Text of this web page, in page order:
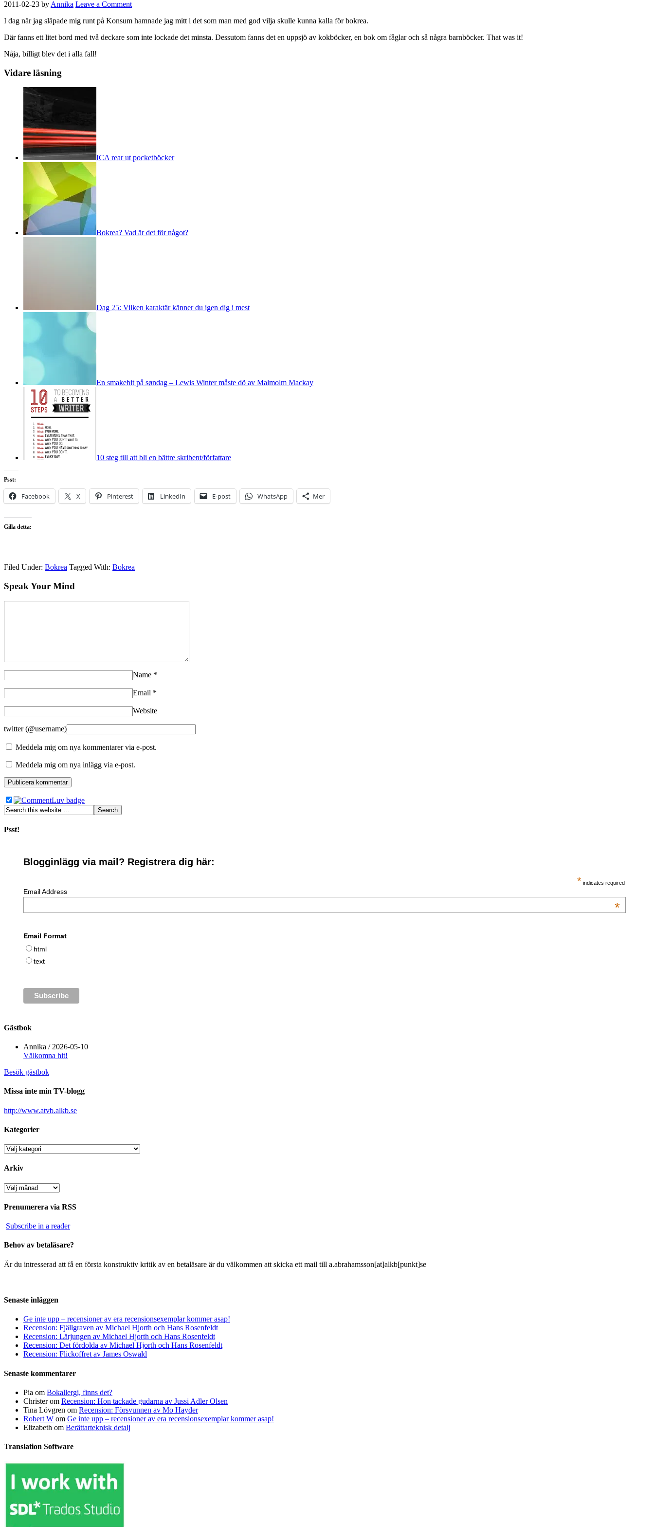
2011-02-23 by Annika Leave a Comment
I dag när jag släpade mig runt på Konsum hamnade jag mitt i det som man med god vilja skulle kunna kalla för bokrea.
Där fanns ett litet bord med två deckare som inte lockade det minsta. Dessutom fanns det en uppsjö av kokböcker, en bok om fåglar och så några barnböcker. That was it!
Nåja, billigt blev det i alla fall!
Vidare läsning
ICA rear ut pocketböcker
Bokrea? Vad är det för något?
Dag 25: Vilken karaktär känner du igen dig i mest
En smakebit på søndag – Lewis Winter måste dö av Malmolm Mackay
10 steg till att bli en bättre skribent/författare
Psst:
Facebook X Pinterest LinkedIn E-post WhatsApp Mer
Gilla detta:
Filed Under: Bokrea Tagged With: Bokrea
Speak Your Mind
Name *
Email *
Website
twitter (@username)
Meddela mig om nya kommentarer via e-post.
Meddela mig om nya inlägg via e-post.
Psst!
Blogginlägg via mail? Registrera dig här:
* indicates required
Email Address
*
Email Format
html
text
Gästbok
Annika / 2026-05-10
Välkomna hit!
Besök gästbok
Missa inte min TV-blogg
http://www.atvb.alkb.se
Kategorier
Kategorier
Arkiv
Arkiv
Prenumerera via RSS
Subscribe in a reader
Behov av betaläsare?
Är du intresserad att få en första konstruktiv kritik av en betaläsare är du välkommen att skicka ett mail till a.abrahamsson[at]alkb[punkt]se
Senaste inläggen
Ge inte upp – recensioner av era recensionsexemplar kommer asap!
Recension: Fjällgraven av Michael Hjorth och Hans Rosenfeldt
Recension: Lärjungen av Michael Hjorth och Hans Rosenfeldt
Recension: Det fördolda av Michael Hjorth och Hans Rosenfeldt
Recension: Flickoffret av James Oswald
Senaste kommentarer
Pia om Bokallergi, finns det?
Christerom Recension: Hon tackade gudarna av Jussi Adler Olsen
Tina Lövgren om Recension: Försvunnen av Mo Hayder
Robert W om Ge inte upp – recensioner av era recensionsexemplar kommer asap!
Elizabeth om Berättarteknisk detalj
Translation Software